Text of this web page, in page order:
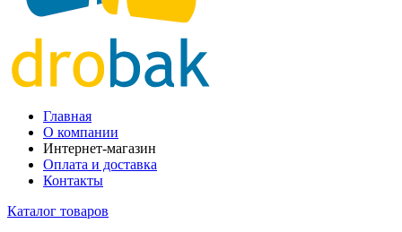
Главная
О компании
Интернет-магазин
Оплата и доставка
Контакты
Каталог товаров